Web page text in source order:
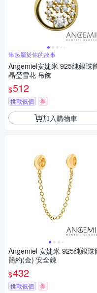
串起屬於你的故事
Angemiel安婕米 925純銀珠
晶瑩雪花 吊飾
$512
挑戰低價 券
加入購物車
Angemiel 安婕米 925純銀珠
簡約(金) 安全鍊
$432
挑戰低價 券